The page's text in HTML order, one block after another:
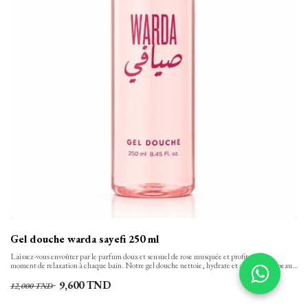
Gel douche warda sayefi 250 ml
Laissez-vous envoûter par le parfum doux et sensuel de rose musquée et profitez d’un
moment de relaxation à chaque bain. Notre gel douche nettoie, hydrate et apaise votre peau
tout en finesse et la laisse propre, confortable et soyeusement douce. Sa texture onctueuse,
aux notes florales se transforme en une mousse rinçable facilement.
12,000TND 9,600TND